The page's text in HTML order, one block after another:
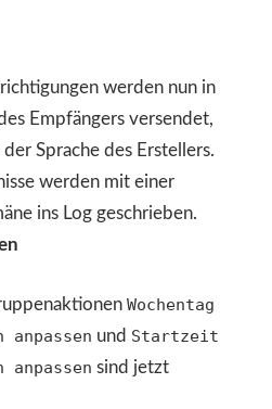
werden nun in
Empfängers versendet,
Sprache des Erstellers.
werden mit einer
ins Log geschrieben.
Wochentag
anpassen und Startzeit
anpassen sind jetzt